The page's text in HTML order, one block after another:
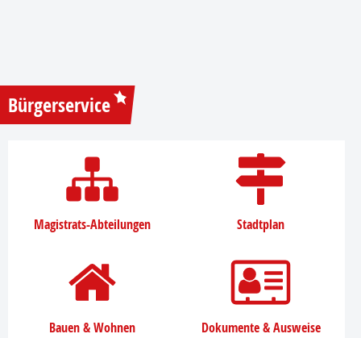
Bürgerservice
Magistrats-Abteilungen Stadtplan
Bauen & Wohnen Dokumente & Ausweise